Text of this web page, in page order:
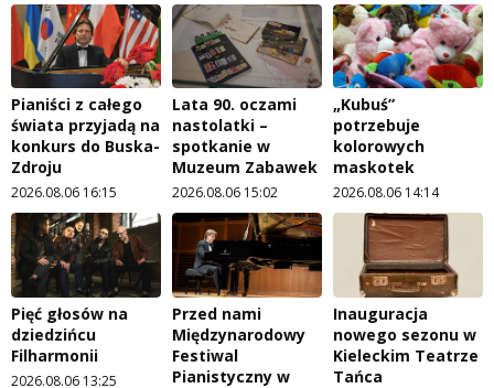
Pianiści z całego
świata przyjadą na
konkurs do Buska-
Zdroju
2026.08.06 16:15
Lata 90. oczami
nastolatki –
spotkanie w
Muzeum Zabawek
2026.08.06 15:02
„Kubuś”
potrzebuje
kolorowych
maskotek
2026.08.06 14:14
Pięć głosów na
dziedzińcu
Filharmonii
2026.08.06 13:25
Przed nami
Międzynarodowy
Festiwal
Pianistyczny w
Inauguracja
nowego sezonu w
Kieleckim Teatrze
Tańca